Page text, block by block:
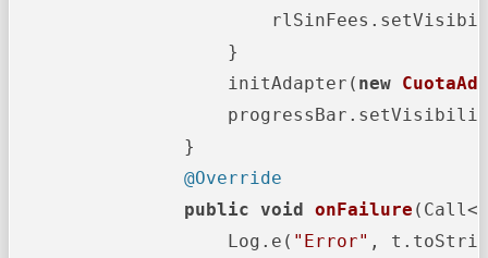
                    }
                    initAdapter(
new
                }
@Override
public void onFailure
                    Log.e(
"Error" ,